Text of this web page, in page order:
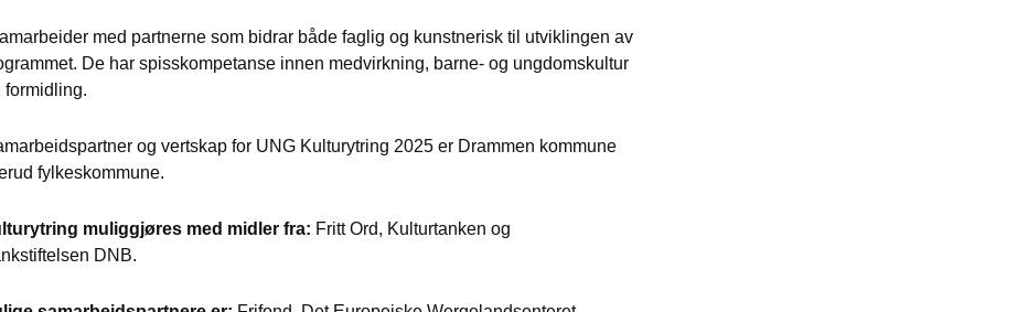
med partnerne som bidrar både faglig og kunstnerisk til utviklingen av
De har spisskompetanse innen medvirkning, barne- og ungdomskultur
formidling.
og vertskap for UNG Kulturytring 2025 er Drammen kommune
fylkeskommune.
muliggjøres med midler fra: Fritt Ord, Kulturtanken og
DNB.